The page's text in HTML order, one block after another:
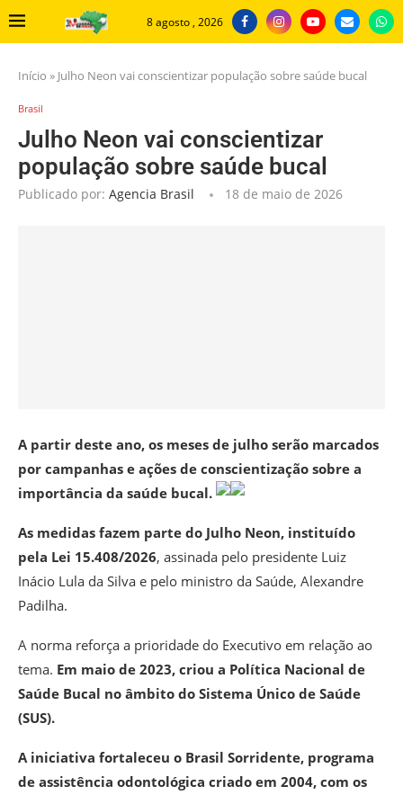
8 agosto , 2026
Início » Julho Neon vai conscientizar população sobre saúde bucal
Brasil
Julho Neon vai conscientizar
população sobre saúde bucal
Publicado por: Agencia Brasil 18 de maio de 2026
A partir deste ano, os meses de julho serão marcados
por campanhas e ações de conscientização sobre a
importância da saúde bucal.
As medidas fazem parte do Julho Neon, instituído
pela Lei 15.408/2026, assinada pelo presidente Luiz
Inácio Lula da Silva e pelo ministro da Saúde, Alexandre
Padilha.
A norma reforça a prioridade do Executivo em relação ao
tema. Em maio de 2023, criou a Política Nacional de
Saúde Bucal no âmbito do Sistema Único de Saúde
(SUS).
A iniciativa fortaleceu o Brasil Sorridente, programa
de assistência odontológica criado em 2004, com os